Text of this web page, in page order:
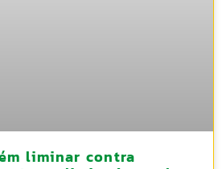
liminar contra